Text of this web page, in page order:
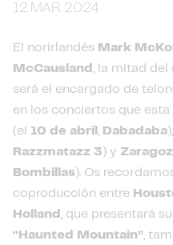
12 MAR. 2024
El norirlandés Mark
McCausland , la mitad del
será el encargado de
en los conciertos que esta
(el 10 de abril , Dabadaba),
Razzmatazz 3 ) y
Bombillas ). Os
coproducción entre
Holland , que presentará
“Haunted Mountain”,